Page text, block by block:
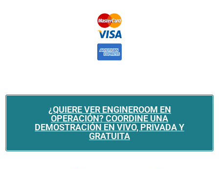
¿QUIERE VER ENGINEROOM EN
OPERACIÓN? COORDINE UNA
DEMOSTRACIÓN EN VIVO, PRIVADA Y
GRATUITA